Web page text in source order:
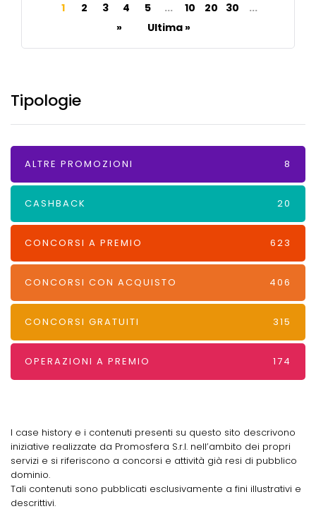
1 2 3 4 5 ... 10 20 30
...
»
Ultima »
Tipologie
ALTRE PROMOZIONI 8
CASHBACK 20
CONCORSI A PREMIO 623
CONCORSI CON ACQUISTO 406
CONCORSI GRATUITI 315
OPERAZIONI A PREMIO 174
I case history e i contenuti presenti su questo sito descrivono
iniziative realizzate da Promosfera S.r.l. nell’ambito dei propri
servizi e si riferiscono a concorsi e attività già resi di pubblico
dominio.
Tali contenuti sono pubblicati esclusivamente a fini illustrativi e
descrittivi.